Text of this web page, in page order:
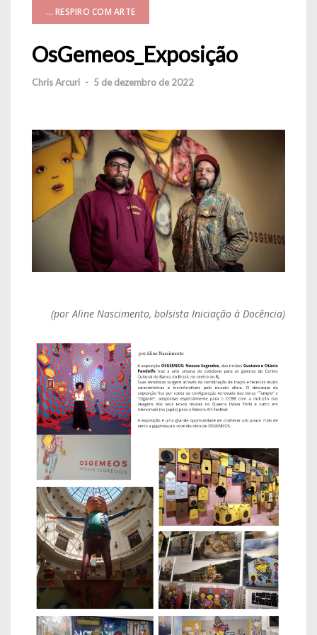
... RESPIRO COM ARTE
OsGemeos_Exposição
Chris Arcuri - 5 de dezembro de 2022
(por Aline Nascimento, bolsista Iniciação à Docência)